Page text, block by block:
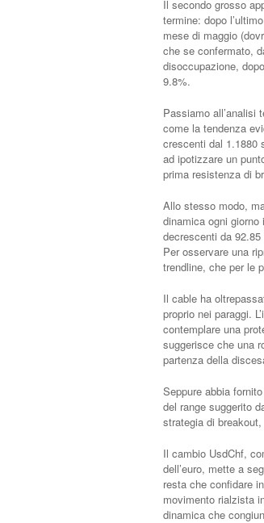
Il secondo grosso
termine: dopo
mese di maggio
che se confermato,
disoccupazione,
9.8%.
Passiamo all’analisi
come la tendenza
crescenti dal 1.1880
ad ipotizzare un
prima resistenza di
Allo stesso modo,
dinamica ogni
decrescenti da
Per osservare una
trendline, che per le
Il cable ha
proprio nei paraggi.
contemplare una
suggerisce che una
partenza della
Seppure abbia
del range suggerito
strategia di
Il cambio UsdChf,
dell’euro, mette a
resta che confidare
movimento rialzista
dinamica che